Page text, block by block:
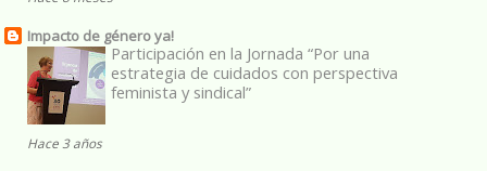
Impacto de género ya!
Participación en la Jornada “Por una
estrategia de cuidados con perspectiva
feminista y sindical”
Hace 3 años